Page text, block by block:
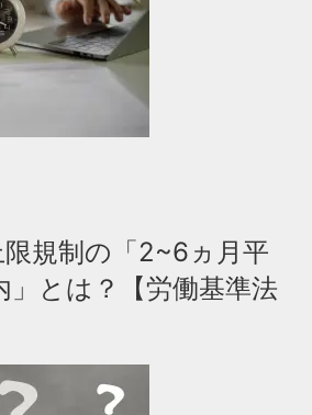
規制の「2~6ヵ月平
とは？【労働基準法